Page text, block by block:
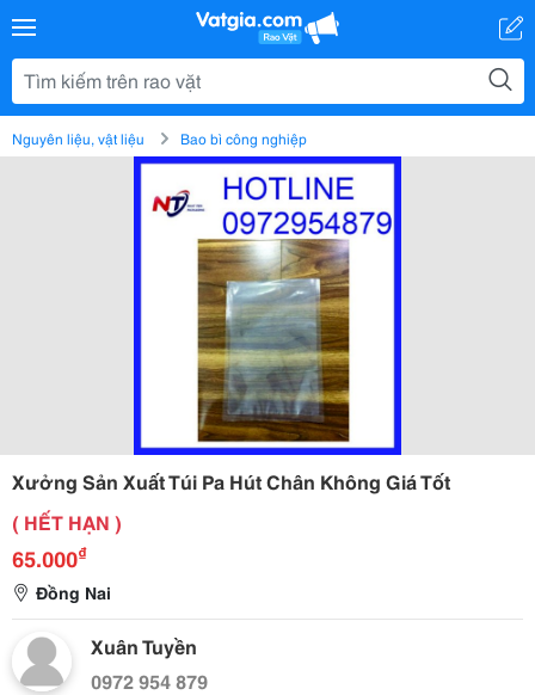
Nguyên liệu, vật liệu Bao bì công nghiệp
Xưởng Sản Xuất Túi Pa Hút Chân Không Giá Tốt
( HẾT HẠN )
65.000₫
Đồng Nai
Xuân Tuyền
0972 954 879